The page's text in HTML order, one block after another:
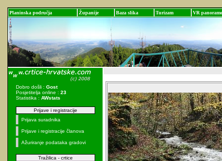
Planinska područja Županije Baza slika Turizam VR panorame
Dobro došli : Gost
Posjetitelja online : 23
Statistika : AWstats
Prijave i registracije
Prijava suradnika
Prijave i registracije članova
Ažuriranje podataka gradovi
Tražilica - crtice